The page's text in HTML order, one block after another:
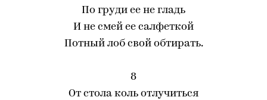
По груди ее не гладь
И не смей ее салфеткой
Потный лоб свой обтирать.
8
От стола коль отлучиться